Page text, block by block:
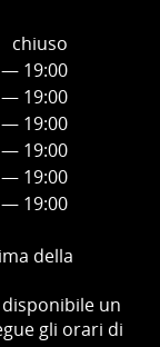
chiuso
— 19:00
— 19:00
— 19:00
— 19:00
— 19:00
— 19:00
della
un
gli orari di